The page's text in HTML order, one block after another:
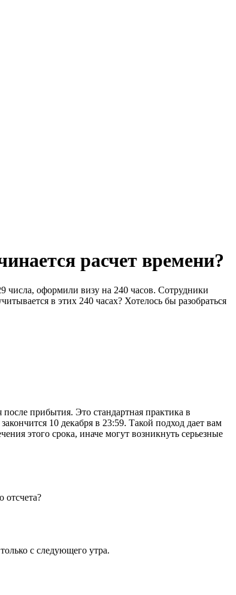
расчет времени?
числа, оформили визу на 240 часов. Сотрудники
в этих 240 часах? Хотелось бы разобраться
прибытия. Это стандартная практика в
10 декабря в 23:59. Такой подход дает вам
этого срока, иначе могут возникнуть серьезные
отсчета?
с следующего утра.